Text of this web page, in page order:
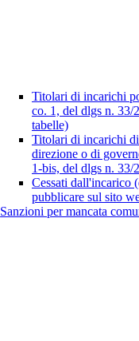
Titolari di incarichi
co. 1, del dlgs n. 33/
tabelle)
Titolari di incarichi
direzione o di
1-bis, del dlgs n. 33/
Cessati dall'incarico
pubblicare sul sito
Sanzioni per mancata